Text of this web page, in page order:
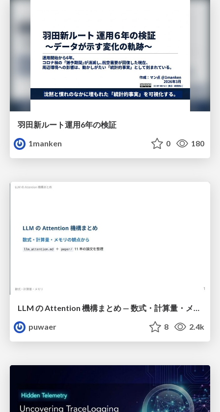
羽田新ルート運用6年の検証
1manken
0 180
LLM の Attention 機構まとめ — 数式・計算量・メモリ
puwaer
8 2.4k